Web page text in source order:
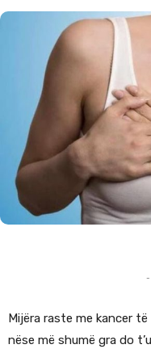
-
Mijëra raste me kancer
nëse më shumë gra do